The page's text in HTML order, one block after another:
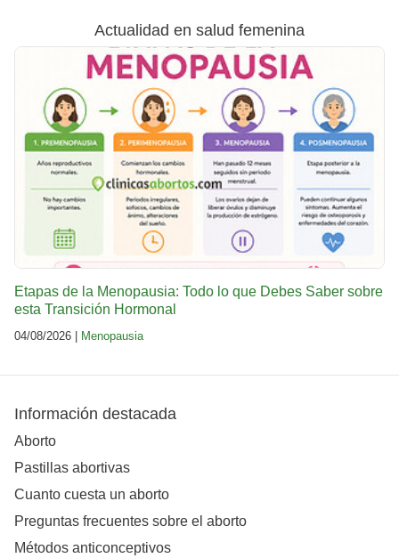
Actualidad en salud femenina
Etapas de la Menopausia: Todo lo que Debes Saber sobre
esta Transición Hormonal
04/08/2026 | Menopausia
Información destacada
Aborto
Pastillas abortivas
Cuanto cuesta un aborto
Preguntas frecuentes sobre el aborto
Métodos anticonceptivos